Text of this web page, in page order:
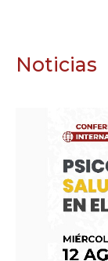
Noticias